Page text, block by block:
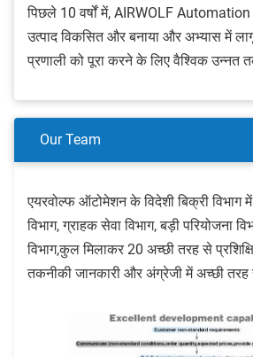
पिछले 10 वर्षों में, AIRWOLF
उत्पाद विकसित और बनाया और अभ्यास में
प्रणाली को पूरा करने के लिए वैश्विक उन्नत
Our Team
एयरवोल्फ ऑटोमेशन के विदेशी बिक्री विभाग
विभाग, ग्राहक सेवा विभाग, बड़ी परियोजना
विभाग,कुल मिलाकर 20 अच्छी तरह से
तकनीकी जानकारी और अंग्रेजी में अच्छी